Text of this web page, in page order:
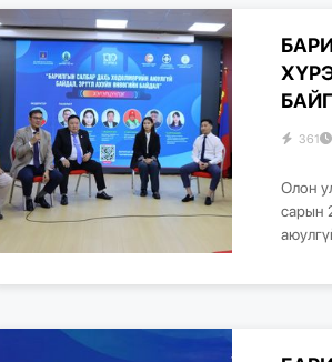
361
Олон
сарын